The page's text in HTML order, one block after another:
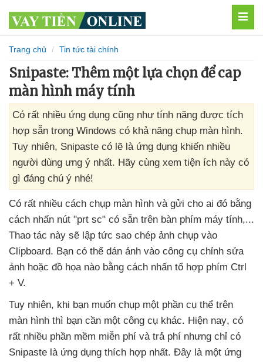
Trang chủ Tin tức tài chính
Snipaste: Thêm một lựa chọn để cap
màn hình máy tính
Có rất nhiều ứng dụng cũng như tính năng được tích
hợp sẵn trong Windows có khả năng chụp màn hình.
Tuy nhiên, Snipaste có lẽ là ứng dụng khiến nhiều
người dùng ưng ý nhất. Hãy cùng xem tiện ích này có
gì đáng chú ý nhé!
Có rất nhiều cách chụp màn hình và gửi cho ai đó bằng
cách nhấn nút "prt sc" có sẵn trên bàn phím máy tính,...
Thao tác này sẽ lập tức sao chép ảnh chụp vào
Clipboard. Bạn có thể dán ảnh vào công cụ chỉnh sửa
ảnh hoặc đồ họa nào bằng cách nhấn tổ hợp phím Ctrl
+ V.
Tuy nhiên, khi bạn muốn chụp một phần cụ thể trên
màn hình thì bạn cần một công cụ khác. Hiện nay, có
rất nhiều phần mềm miễn phí và trả phí nhưng chỉ có
Snipaste là ứng dụng thích hợp nhất. Đây là một ứng